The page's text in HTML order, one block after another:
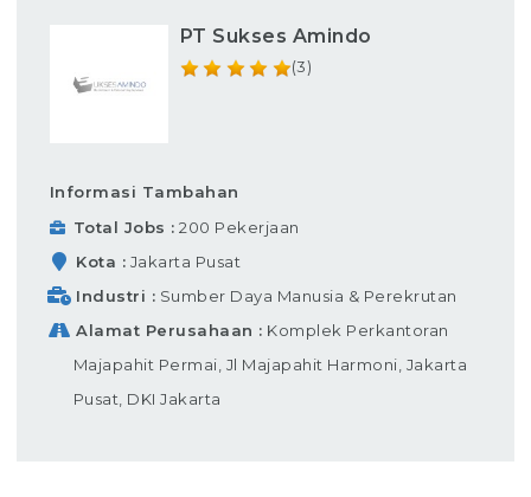
PT Sukses Amindo
(3)
Informasi Tambahan
Total Jobs
200 Pekerjaan
Kota
Jakarta Pusat
Industri
Sumber Daya Manusia & Perekrutan
Alamat Perusahaan
Komplek Perkantoran
Majapahit Permai, Jl Majapahit Harmoni, Jakarta
Pusat, DKI Jakarta